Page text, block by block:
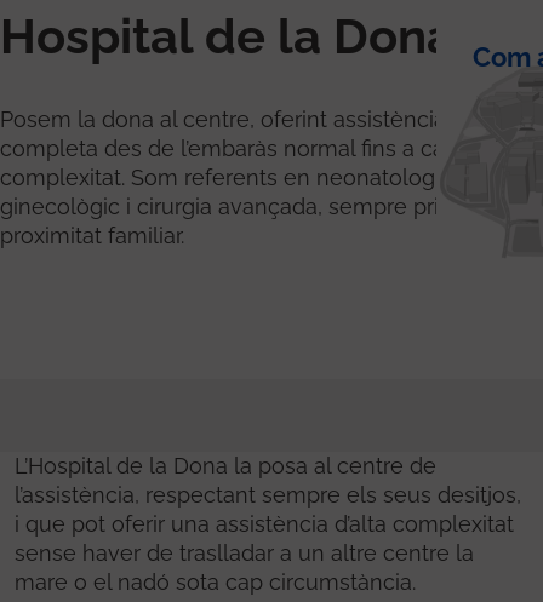
Hospital de la Dona
Posem la dona al centre, oferint assistència
completa des de l’embaràs normal fins a casos d’alta
complexitat. Som referents en neonatologia, càncer
ginecològic i cirurgia avançada, sempre prioritzant la
proximitat familiar.
Com
L’Hospital de la Dona la posa al centre de
l’assistència, respectant sempre els seus desitjos,
i que pot oferir una assistència d’alta complexitat
sense haver de traslladar a un altre centre la
mare o el nadó sota cap circumstància.